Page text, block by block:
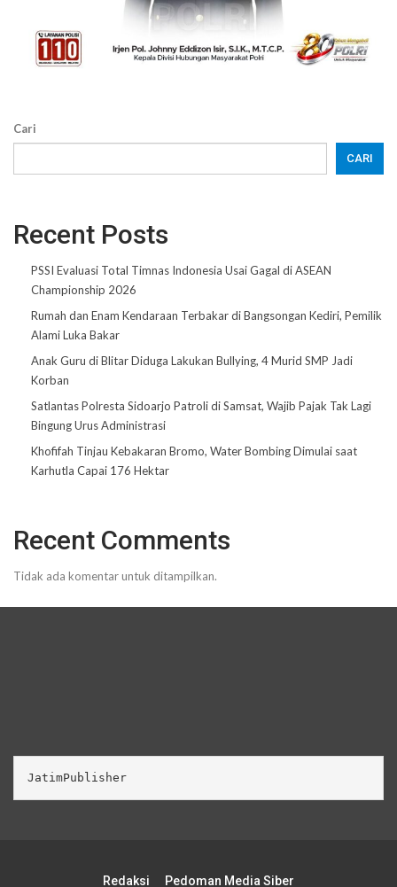
Cari
CARI
Recent Posts
PSSI Evaluasi Total Timnas Indonesia Usai Gagal di ASEAN
Championship 2026
Rumah dan Enam Kendaraan Terbakar di Bangsongan Kediri, Pemilik
Alami Luka Bakar
Anak Guru di Blitar Diduga Lakukan Bullying, 4 Murid SMP Jadi
Korban
Satlantas Polresta Sidoarjo Patroli di Samsat, Wajib Pajak Tak Lagi
Bingung Urus Administrasi
Khofifah Tinjau Kebakaran Bromo, Water Bombing Dimulai saat
Karhutla Capai 176 Hektar
Recent Comments
Tidak ada komentar untuk ditampilkan.
JatimPublisher
Redaksi Pedoman Media Siber